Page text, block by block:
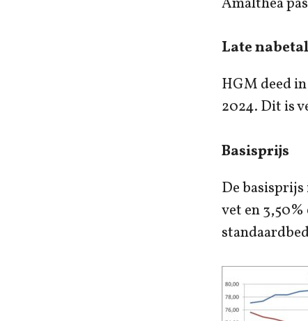
Late
HGM deed
2024. Dit is
Basisprijs
De
vet en